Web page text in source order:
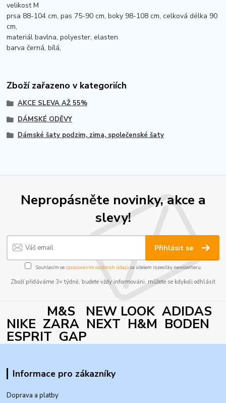
velikost M
prsa 88-104 cm, pas 75-90 cm, boky 98-108 cm, celková délka 90
cm,
materiál bavlna, polyester, elasten
barva černá, bílá,
Zboží zařazeno v kategoriích
AKCE SLEVA AŽ 55%
DÁMSKÉ ODĚVY
Dámské šaty podzim, zima, společenské šaty
Nepropásněte novinky, akce a
slevy!
Přihlásit se
Souhlasím se zpracováním osobních údajůza účelem rozesílky newsletteru.
Zboží přidáváme 3× týdně, budete vždy informováni, můžete se kdykoli odhlásit
M&S NEW LOOK ADIDAS
NIKE ZARA NEXT H&M BODEN
ESPRIT GAP
Informace pro zákazníky
Doprava a platby